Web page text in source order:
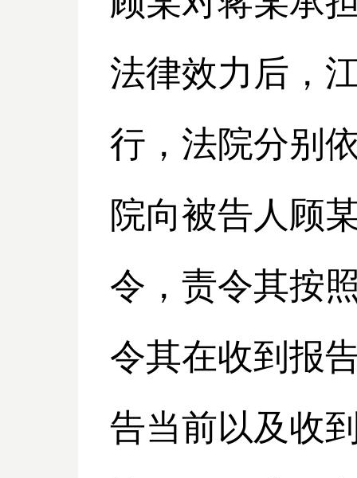
法律效力后，
行，法院分别
院向被告人顾
令，责令其按
令其在收到报
告当前以及收